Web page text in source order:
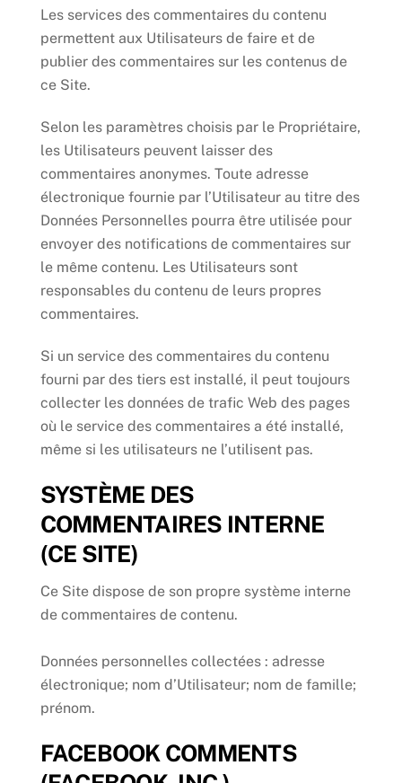
Les services des commentaires du contenu
permettent aux Utilisateurs de faire et de
publier des commentaires sur les contenus de
ce Site.
Selon les paramètres choisis par le Propriétaire,
les Utilisateurs peuvent laisser des
commentaires anonymes. Toute adresse
électronique fournie par l’Utilisateur au titre des
Données Personnelles pourra être utilisée pour
envoyer des notifications de commentaires sur
le même contenu. Les Utilisateurs sont
responsables du contenu de leurs propres
commentaires.
Si un service des commentaires du contenu
fourni par des tiers est installé, il peut toujours
collecter les données de trafic Web des pages
où le service des commentaires a été installé,
même si les utilisateurs ne l’utilisent pas.
SYSTÈME DES
COMMENTAIRES INTERNE
(CE SITE)
Ce Site dispose de son propre système interne
de commentaires de contenu.
Données personnelles collectées : adresse
électronique; nom d’Utilisateur; nom de famille;
prénom.
FACEBOOK COMMENTS